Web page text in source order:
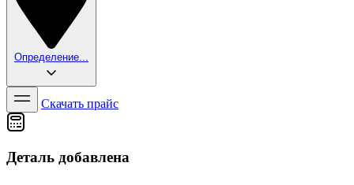
Определение...
Скачать прайс
Деталь добавлена